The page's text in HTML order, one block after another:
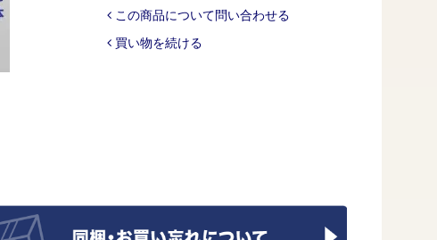
この商品について問い合わせる
買い物を続ける